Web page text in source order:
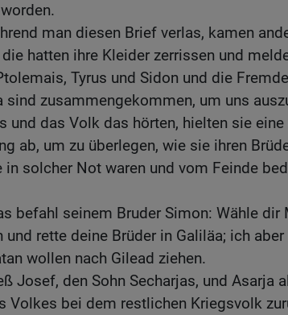
man diesen Brief verlas, kamen
hatten ihre Kleider zerrissen und
Tyrus und Sidon und die
sind zusammengekommen, um uns
und das Volk das hörten, hielten sie
ab, um zu überlegen, wie sie ihren
in solcher Not waren und vom Feinde
befahl seinem Bruder Simon: Wähle dir
und rette deine Brüder in Galiläa; ich
wollen nach Gilead ziehen.
Josef, den Sohn Secharjas, und Asarja
Volkes bei dem restlichen Kriegsvolk